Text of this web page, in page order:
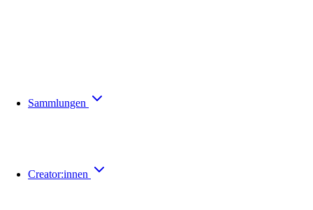
Sammlungen
Creator:innen